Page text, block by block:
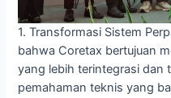
1. Transformasi Sistem
bahwa Coretax bertujuan
yang lebih terintegrasi dan
pemahaman teknis yang